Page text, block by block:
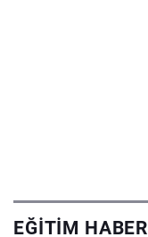
EĞITIM HABER